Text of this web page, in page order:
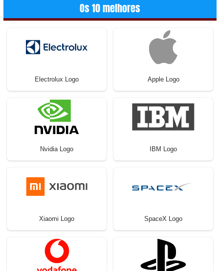
Os 10 melhores
Electrolux Logo Apple Logo
Nvidia Logo IBM Logo
Xiaomi Logo SpaceX Logo